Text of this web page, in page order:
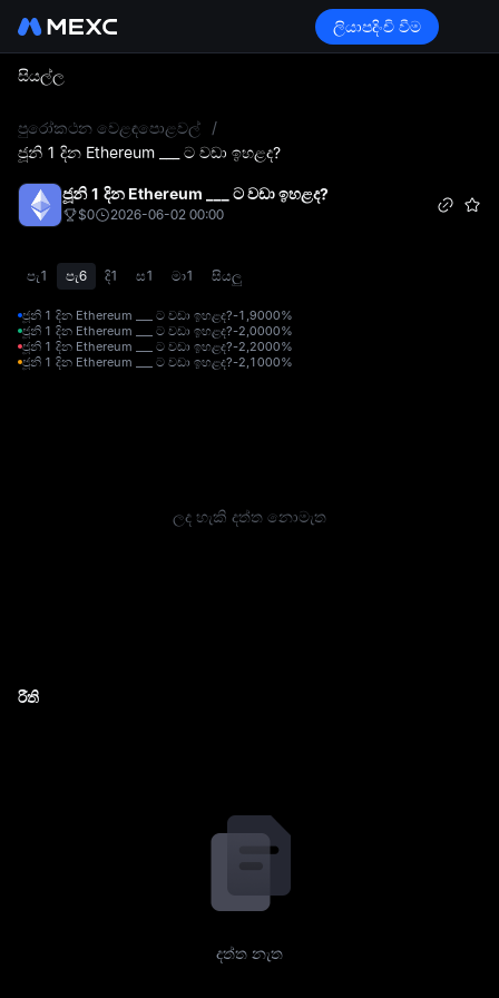
ලියාපදිංචි වීම
සියල්ල
පුරෝකථන වෙළඳපොළවල්
/
ජූනි 1 දින Ethereum ___ ට වඩා ඉහළද?
ජූනි 1 දින Ethereum ___ ට වඩා ඉහළද?
$0 2026-06-02 00:00
පැ1 පැ6 දි1 ස1 මා1 සියලු
ජූනි 1 දින Ethereum ___ ට වඩා ඉහළද?-1,9000%
ජූනි 1 දින Ethereum ___ ට වඩා ඉහළද?-2,0000%
ජූනි 1 දින Ethereum ___ ට වඩා ඉහළද?-2,2000%
ජූනි 1 දින Ethereum ___ ට වඩා ඉහළද?-2,1000%
ලද හැකි දත්ත නොමැත
රීති
දත්ත නැත